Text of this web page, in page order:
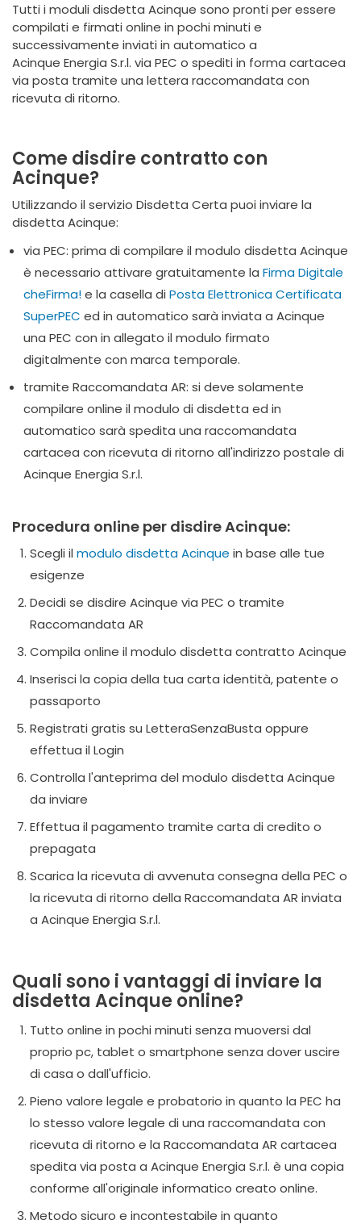
Tutti i moduli disdetta Acinque sono pronti per essere
compilati e firmati online in pochi minuti e
successivamente inviati in automatico a
Acinque Energia S.r.l. via PEC o spediti in forma cartacea
via posta tramite una lettera raccomandata con
ricevuta di ritorno.
Come disdire contratto con
Acinque?
Utilizzando il servizio Disdetta Certa puoi inviare la
disdetta Acinque:
via PEC: prima di compilare il modulo disdetta Acinque
è necessario attivare gratuitamente la Firma Digitale
cheFirma!e la casella di Posta Elettronica Certificata
SuperPEC ed in automatico sarà inviata a Acinque
una PEC con in allegato il modulo firmato
digitalmente con marca temporale.
tramite Raccomandata AR: si deve solamente
compilare online il modulo di disdetta ed in
automatico sarà spedita una raccomandata
cartacea con ricevuta di ritorno all'indirizzo postale di
Acinque Energia S.r.l.
Procedura online per disdire Acinque:
Scegli il modulo disdetta Acinque in base alle tue
esigenze
Decidi se disdire Acinque via PEC o tramite
Raccomandata AR
Compila online il modulo disdetta contratto Acinque
Inserisci la copia della tua carta identità, patente o
passaporto
Registrati gratis su LetteraSenzaBusta oppure
effettua il Login
Controlla l'anteprima del modulo disdetta Acinque
da inviare
Effettua il pagamento tramite carta di credito o
prepagata
Scarica la ricevuta di avvenuta consegna della PEC o
la ricevuta di ritorno della Raccomandata AR inviata
a Acinque Energia S.r.l.
Quali sono i vantaggi di inviare la
disdetta Acinque online?
Tutto online in pochi minuti senza muoversi dal
proprio pc, tablet o smartphone senza dover uscire
di casa o dall'ufficio.
Pieno valore legale e probatorio in quanto la PEC ha
lo stesso valore legale di una raccomandata con
ricevuta di ritorno e la Raccomandata AR cartacea
spedita via posta a Acinque Energia S.r.l. è una copia
conforme all'originale informatico creato online.
Metodo sicuro e incontestabile in quanto